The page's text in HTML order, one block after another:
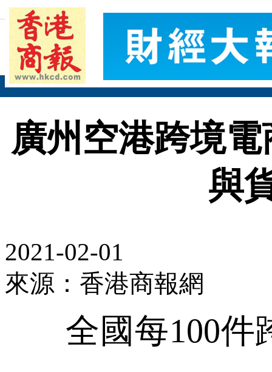
廣州空港跨境
與
2021-02-01
來源：香港商報網
全國每100件